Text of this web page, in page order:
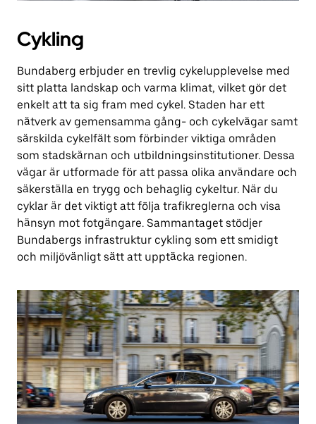
Cykling
Bundaberg erbjuder en trevlig cykelupplevelse med
sitt platta landskap och varma klimat, vilket gör det
enkelt att ta sig fram med cykel. Staden har ett
nätverk av gemensamma gång- och cykelvägar samt
särskilda cykelfält som förbinder viktiga områden
som stadskärnan och utbildningsinstitutioner. Dessa
vägar är utformade för att passa olika användare och
säkerställa en trygg och behaglig cykeltur. När du
cyklar är det viktigt att följa trafikreglerna och visa
hänsyn mot fotgängare. Sammantaget stödjer
Bundabergs infrastruktur cykling som ett smidigt
och miljövänligt sätt att upptäcka regionen.